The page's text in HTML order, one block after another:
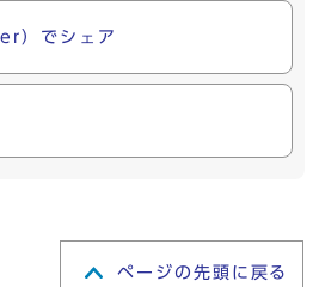
）でシェア
ページの先頭に戻る